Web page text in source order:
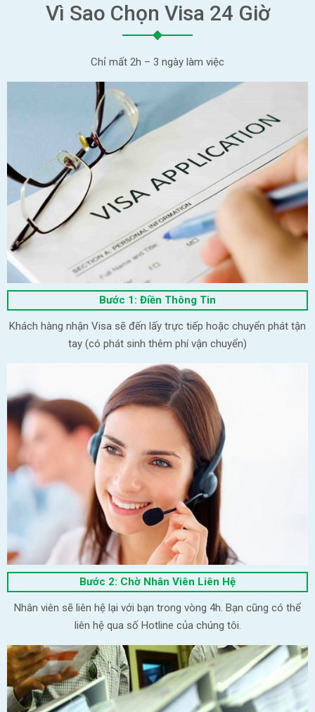
Vì Sao Chọn Visa 24 Giờ
Chỉ mất 2h – 3 ngày làm việc
Bước 1: Điền Thông Tin
Khách hàng nhận Visa sẽ đến lấy trực tiếp hoặc chuyển phát tận
tay (có phát sinh thêm phí vận chuyển)
Bước 2: Chờ Nhân Viên Liên Hệ
Nhân viên sẽ liên hệ lại với bạn trong vòng 4h. Bạn cũng có thể
liên hệ qua số Hotline của chúng tôi.